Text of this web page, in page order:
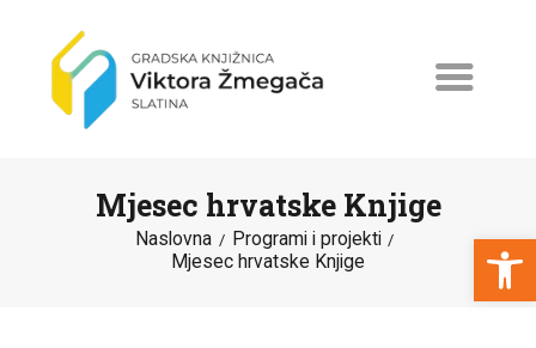
Open toolbar
Mjesec hrvatske Knjige
Naslovna
Programi i projekti
Mjesec hrvatske Knjige